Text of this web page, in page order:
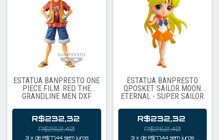
ESTÁTUA BANPRESTO ONE
PIECE FILM: RED THE
GRANDLINE MEN DXF
VOL.1 - LUFFY (88608)
R$232,32
R$262,40
3 x de R$77,44 sem juros
ESTÁTUA BANPRESTO
QPOSKET SAILOR MOON
ETERNAL - SUPER SAILOR
VENUS VER.A (17109)
R$232,32
R$262,40
3 xdeR$77,44 sem juros